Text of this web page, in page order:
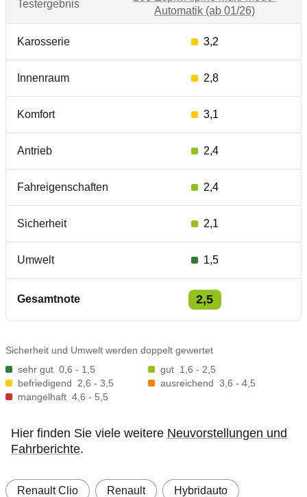
Testergebnis
Automatik (ab 01/26)
Karosserie 3,2
Innenraum 2,8
Komfort 3,1
Antrieb 2,4
Fahreigenschaften 2,4
Sicherheit 2,1
Umwelt 1,5
Gesamtnote 2,5
Sicherheit und Umwelt werden doppelt gewertet
sehr gut 0,6 - 1,5 gut 1,6 - 2,5
befriedigend
2,6 - 3,5 ausreichend 3,6 - 4,5
mangelhaft 4,6 - 5,5
Hier finden Sie viele weitere Neuvorstellungen und
Fahrberichte.
Renault Clio Renault Hybridauto